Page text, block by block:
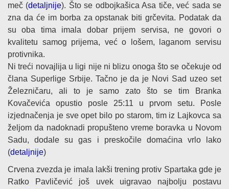
meč (detaljnije). Što se odbojkašica Asa tiče, već sada se
zna da će im borba za opstanak biti grčevita. Podatak da
su oba tima imala dobar prijem servisa, ne govori o
kvalitetu samog prijema, već o lošem, laganom servisu
protivnika.
Ni treći novajlija u ligi nije ni blizu onoga što se očekuje od
člana Superlige Srbije. Tačno je da je Novi Sad uzeo set
Železničaru, ali to je samo zato što se tim Branka
Kovačevića opustio posle 25:11 u prvom setu. Posle
izjednačenja je sve opet bilo po starom, tim iz Lajkovca sa
željom da nadoknadi propušteno vreme boravka u Novom
Sadu, dodale su gas i preskočile domaćina vrlo lako
(detaljnije)
Crvena zvezda je imala lakši trening protiv Spartaka gde je
Ratko Pavličević još uvek uigravao najbolju postavu